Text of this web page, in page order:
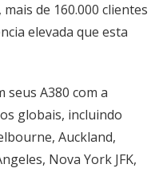
de 160.000 clientes
elevada que esta
seus A380 com a
globais, incluindo
Auckland,
Nova York JFK,